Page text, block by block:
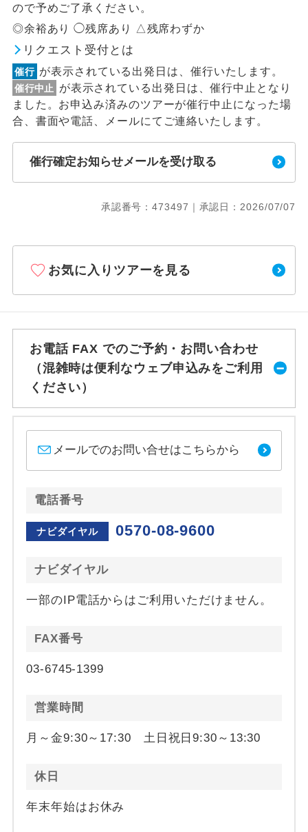
ので予めご了承ください。
◎余裕あり ◯残席あり △残席わずか
リクエスト受付とは
催行 が表示されている出発日は、催行いたします。
催行中止
が表示されている出発日は、催行中止となり
ました。お申込み済みのツアーが催行中止になった場
合、書面や電話、メールにてご連絡いたします。
催行確定お知らせメールを受け取る
承認番号：473497｜承認日：2026/07/07
お気に入りツアーを見る
お電話 FAX でのご予約・お問い合わせ
（混雑時は便利なウェブ申込みをご利用
ください）
メールでのお問い合せはこちらから
電話番号
ナビダイヤル 0570-08-9600
ナビダイヤル
一部のIP電話からはご利用いただけません。
FAX番号
03-6745-1399
営業時間
月～金9:30～17:30 土日祝日9:30～13:30
休日
年末年始はお休み